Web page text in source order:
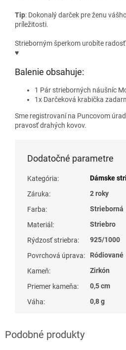
Tip: Dokonalý darček pre ženu
príležitosti.
Strieborným šperkom urobíte
♥
Balenie obsahuje:
1 Pár strieborných náušníc
1x Darčeková krabička
Sme registrovaní na Puncovom
pravosť drahých kovov.
Dodatočné parametre
Kategória:
Dámske
Záruka:
2 roky
Farba:
Strieborná
Materiál :
Striebro
Rýdzosť striebra:
925/1000
Povrchová úprava:
Ródiované
Kameň:
Zirkón
Priemer kameňa:
0,5 cm
Váha: 0,8 g